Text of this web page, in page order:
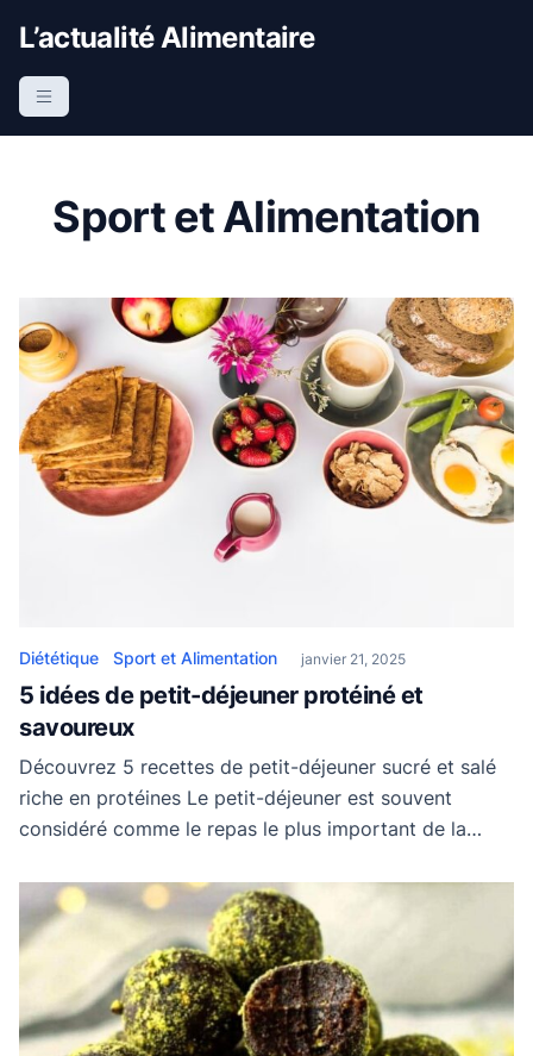
t
L’actualité Alimentaire
Sport et Alimentation
Diététique Sport et Alimentation janvier 21, 2025
5 idées de petit-déjeuner protéiné et
savoureux
Découvrez 5 recettes de petit-déjeuner sucré et salé
riche en protéines Le petit-déjeuner est souvent
considéré comme le repas le plus important de la
doit être équilibré et protéiné. Incorporer des
protéines dans ce repas permet de démarrer la
journée sur de bonnes bases : maintien de la […]